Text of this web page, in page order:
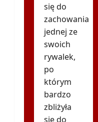
się do
zachowania
jednej ze
swoich
rywalek,
po
którym
bardzo
zbliżyła
się do